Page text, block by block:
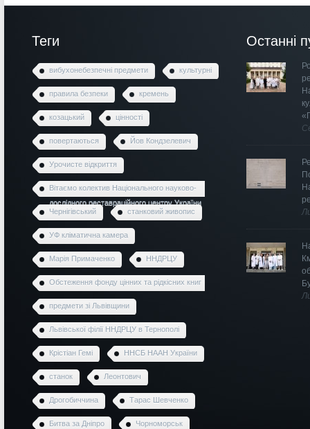
Теги
вибухонебезпечні предмети культурні
правила безпеки кремень
козацький цінності
повертаються Йов Кондзелевич
Урочисте відкриття
Вітаємо колектив Національного науково-
дослідного реставраційного центру України
Чернігівський
станковий живопис
УФ кліматична камера
Марія Примаченко ННДРЦУ
Обстеження фонду цінних та рідкісних книг
предмети зі Львівщини
Львівської філії ННДРЦУ в Тернополі
Крістіан Гемі ННСБ НААН України
станок Леонтович
Дрогобиччина Тарас Шевченко
Битва за Дніпро Чорноморськ
Останні